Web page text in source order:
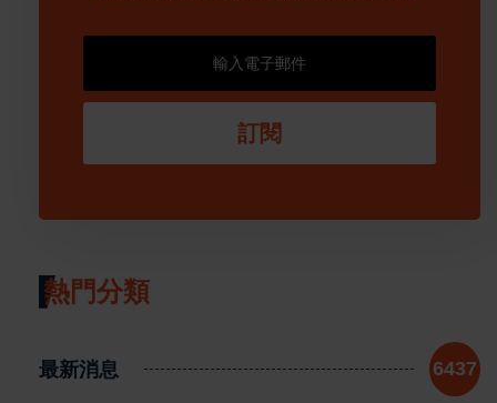
訂閱
熱門分類
最新消息 6437